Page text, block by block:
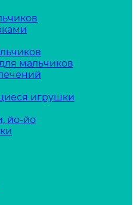
мальчиков
игрушки
йо-йо